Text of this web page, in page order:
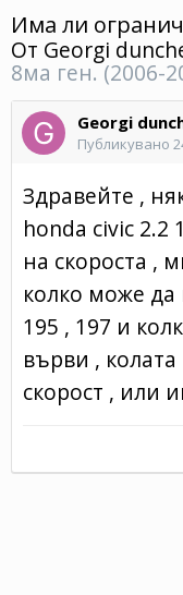
Има ли
От Georgi
8ма ген. (2006-
Georgi
Публикувано
Здравейте ,
honda civic 2.2
на скороста ,
колко може да
195 , 197 и
върви ,
скорост , или